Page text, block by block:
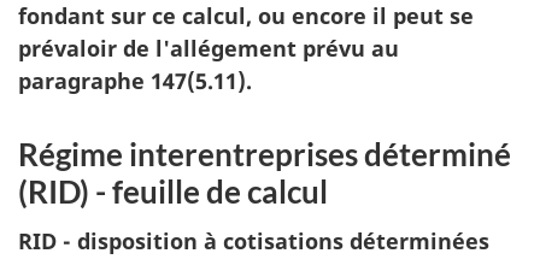
fondant sur ce calcul, ou encore il peut se
prévaloir de l'allégement prévu au
paragraphe 147(5.11).
Régime interentreprises déterminé
(RID) - feuille de calcul
RID - disposition à cotisations déterminées